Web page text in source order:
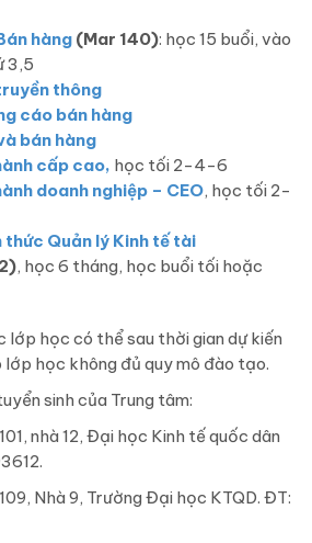
hàng (Mar 140): học 15 buổi, vào
3,5
thông
cáo bán hàng
bán hàng
cấp cao, học tối 2-4-6
doanh nghiệp – CEO, học tối 2-
thức Quản lý Kinh tế tài
, học 6 tháng, học buổi tối hoặc
lớp học có thể sau thời gian dự kiến
học không đủ quy mô đào tạo.
sinh của Trung tâm:
nhà 12, Đại học Kinh tế quốc dân
Nhà 9, Trường Đại học KTQD. ĐT: